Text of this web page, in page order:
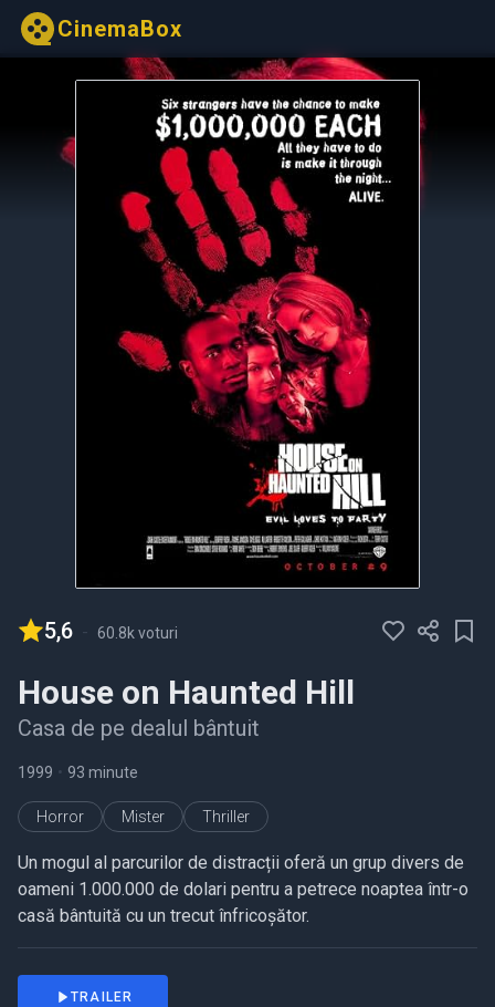
CinemaBox
5,6 - 60.8k voturi
House on Haunted Hill
Casa de pe dealul bântuit
1999 • 93 minute
Horror Mister Thriller
Un mogul al parcurilor de distracții oferă un grup divers de
oameni 1.000.000 de dolari pentru a petrece noaptea într-o
casă bântuită cu un trecut înfricoșător.
TRAILER